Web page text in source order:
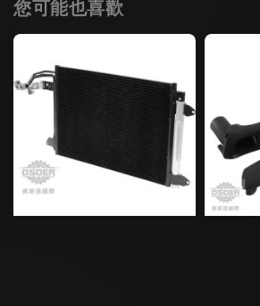
您可能也喜歡